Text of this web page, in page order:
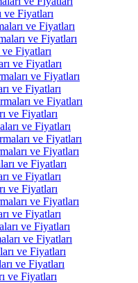
ve Fiyatları
ve Fiyatları
ve Fiyatları
Fiyatları
ve Fiyatları
ve Fiyatları
ve Fiyatları
ve Fiyatları
ve Fiyatları
ve Fiyatları
ve Fiyatları
ve Fiyatları
ve Fiyatları
ve Fiyatları
ve Fiyatları
ve Fiyatları
ve Fiyatları
ve Fiyatları
ve Fiyatları
ve Fiyatları
ve Fiyatları
ve Fiyatları